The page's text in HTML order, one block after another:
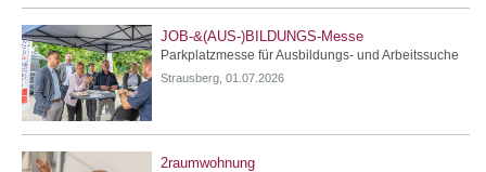
JOB-&(AUS-)BILDUNGS-Messe
Parkplatzmesse für Ausbildungs- und Arbeitssuche
Strausberg, 01.07.2026
2raumwohnung